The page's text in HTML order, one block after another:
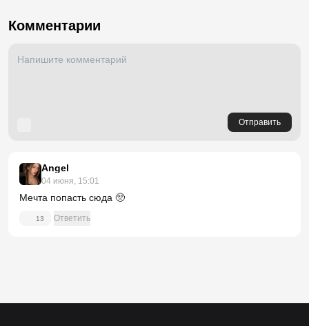
Комментарии
Отправить
Angel
04 июня, 15:01
Мечта попасть сюда 🥺
13 Ответить